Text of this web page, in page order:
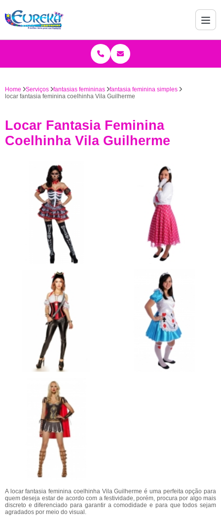
Home Serviços fantasias femininas
fantasia feminina simples
locar fantasia feminina coelhinha Vila Guilherme
Locar Fantasia Feminina
Coelhinha Vila Guilherme
A locar fantasia feminina coelhinha Vila Guilherme é uma perfeita opção para
quem deseja estar de acordo com a festividade, porém, procura por algo mais
discreto e diferenciado para garantir a comodidade e para que todos sejam
agradados por meio do visual.